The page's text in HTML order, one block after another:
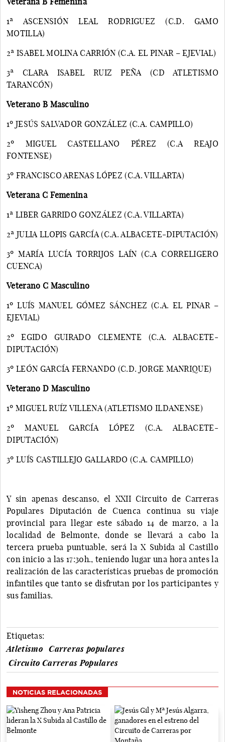
1ª ASCENSIÓN LEAL RODRIGUEZ (C.D. GAMO
MOTILLA)
2ª ISABEL MOLINA CARRIÓN (C.A. EL PINAR – EJEVIAL)
3ª CLARA ISABEL RUIZ PEÑA (CD ATLETISMO
TARANCÓN)
Veterano B Masculino
1º JESÚS SALVADOR GONZÁLEZ (C.A. CAMPILLO)
2º MIGUEL CASTELLANO PÉREZ (C.A REAJO
FONTENSE)
3º FRANCISCO ARENAS LÓPEZ (C.A. VILLARTA)
Veterana C Femenina
1ª LIBER GARRIDO GONZÁLEZ (C.A. VILLARTA)
2ª JULIA LLOPIS GARCÍA (C.A. ALBACETE-DIPUTACIÓN)
3º MARÍA LUCÍA TORRIJOS LAÍN (C.A CORRELIGERO
CUENCA)
Veterano C Masculino
1º LUÍS MANUEL GÓMEZ SÁNCHEZ (C.A. EL PINAR –
EJEVIAL)
2º EGIDO GUIRADO CLEMENTE (C.A. ALBACETE-
DIPUTACIÓN)
3º LEÓN GARCÍA FERNANDO (C.D. JORGE MANRIQUE)
Veterano D Masculino
1º MIGUEL RUÍZ VILLENA (ATLETISMO ILDANENSE)
2º MANUEL GARCÍA LÓPEZ (C.A. ALBACETE-
DIPUTACIÓN)
3º LUÍS CASTILLEJO GALLARDO (C.A. CAMPILLO)
Y sin apenas descanso, el XXII Circuito de Carreras
Populares Diputación de Cuenca continua su viaje
provincial para llegar este sábado 14 de marzo, a la
localidad de Belmonte, donde se llevará a cabo la
tercera prueba puntuable, será la X Subida al Castillo
con inicio a las 17:30h., teniendo lugar una hora antes la
realización de las características pruebas de promoción
infantiles que tanto se disfrutan por los participantes y
sus familias.
Etiquetas:
Atletismo
Carreras populares
Circuito Carreras Populares
NOTICIAS RELACIONADAS